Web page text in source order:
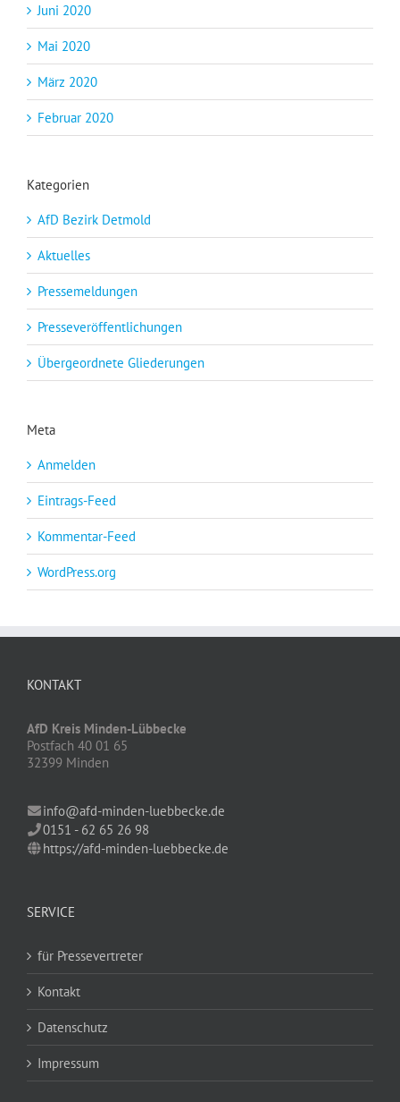
Juni 2020
Mai 2020
März 2020
Februar 2020
Kategorien
AfD Bezirk Detmold
Aktuelles
Pressemeldungen
Presseveröffentlichungen
Übergeordnete Gliederungen
Meta
Anmelden
Eintrags-Feed
Kommentar-Feed
WordPress.org
KONTAKT
AfD Kreis Minden-Lübbecke
Postfach 40 01 65
32399 Minden
info@afd-minden-luebbecke.de
0151 - 62 65 26 98
https://afd-minden-luebbecke.de
SERVICE
für Pressevertreter
Kontakt
Datenschutz
Impressum